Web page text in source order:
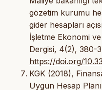
gözetim kurumu
gider hesapları
İşletme Ekonomi
Dergisi, 4(2), 380-
https://doi.org/
KGK (2018),
Uygun Hesap